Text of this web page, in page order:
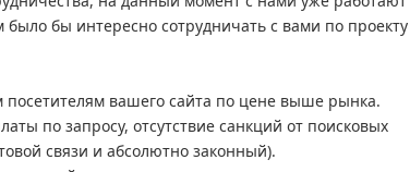
бы интересно сотрудничать с вами по проекту
вашего сайта по цене выше рынка.
по запросу, отсутствие санкций от поисковых
связи и абсолютно законный).